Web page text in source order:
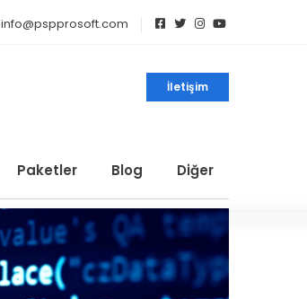
info@pspprosoft.com
İletişim
Paketler Blog Diğer